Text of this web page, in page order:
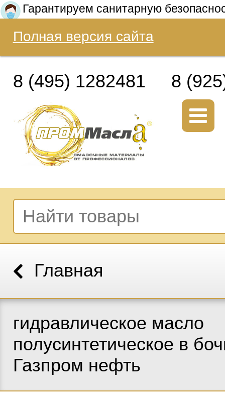
Гарантируем санитарную
Полная версия сайта
8 (495) 1282481 8
Главная
гидравлическое масло
полусинтетическое в
Газпром нефть